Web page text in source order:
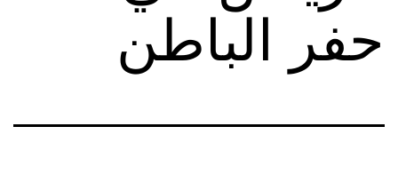
حفر الباطن